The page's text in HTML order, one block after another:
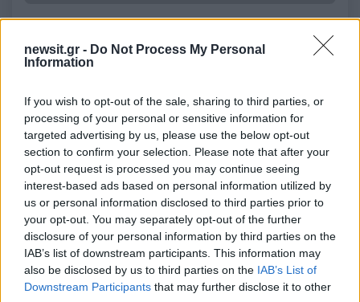
newsit.gr - Do Not Process My Personal
Information
If you wish to opt-out of the sale, sharing to third parties, or
processing of your personal or sensitive information for
targeted advertising by us, please use the below opt-out
section to confirm your selection. Please note that after your
opt-out request is processed you may continue seeing
interest-based ads based on personal information utilized by
us or personal information disclosed to third parties prior to
your opt-out. You may separately opt-out of the further
disclosure of your personal information by third parties on the
IAB’s list of downstream participants. This information may
also be disclosed by us to third parties on the IAB’s List of
Downstream Participants that may further disclose it to other
Όροι Χρήσης. Το site προστατεύεται από reCAPTCHA, ισχύουν
Κόσμος
Share:
Ακολουθήστε το Νewsit.gr στο Google Newsκαι
ενημερωθείτε πρώτοι για όλη την ειδησεογραφία και τα
τελευταία νέα της ημέρας
Πιο δημοφιλή